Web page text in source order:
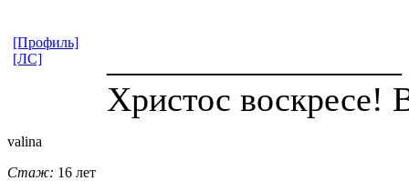
Христос воскресе!
[Профиль]
[ЛС]
valina
Стаж: 16 лет